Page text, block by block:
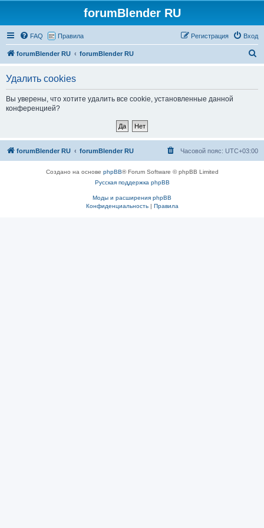
forumBlender RU
FAQ Правила Вход
Регистрация
forumBlender RU forumBlender RU
Удалить cookies
Вы уверены, что хотите удалить все cookie, установленные данной
конференцией?
forumBlender RU forumBlender RU Часовой пояс: UTC+03:00
Создано на основе phpBB® Forum Software © phpBB Limited
Русская поддержка phpBB
Моды и расширения phpBB
Конфиденциальность| Правила